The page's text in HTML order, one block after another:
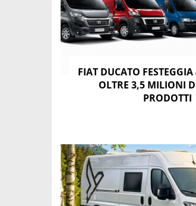
FIAT DUCATO
OLTRE 3,5 MILIONI
PRODOTTI